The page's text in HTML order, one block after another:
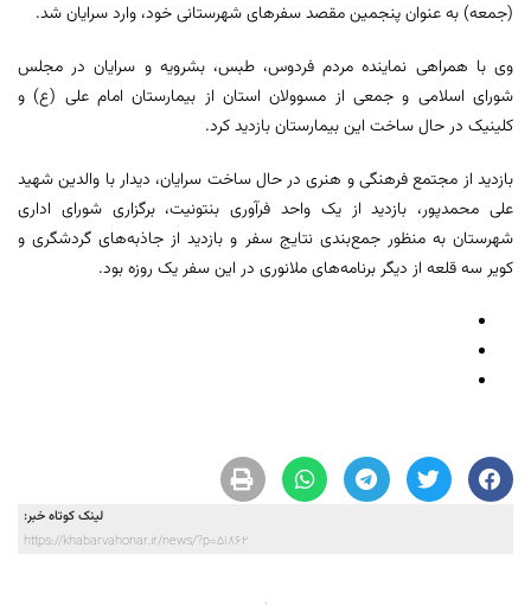
(جمعه) به عنوان پنجمین مقصد سفرهای شهرستانی خود، وارد سرایان شد.
وی با همراهی نماینده مردم فردوس، طبس، بشرویه و سرایان در مجلس
شورای اسلامی و جمعی از مسوولان استان از بیمارستان امام علی ‌(ع) و
کلینیک در حال ساخت این بیمارستان بازدید کرد.
بازدید از مجتمع فرهنگی و هنری در حال ساخت سرایان، دیدار با والدین شهید
علی محمدپور، بازدید از یک واحد فرآوری بنتونیت، برگزاری شورای اداری
شهرستان به منظور جمع‌بندی نتایج سفر و بازدید از جاذبه‌های گردشگری و
کویر سه قلعه از دیگر برنامه‌های ملانوری در این سفر یک روزه بود.
لینک کوتاه خبر:
https://khabarvahonar.ir/news/?p=51862